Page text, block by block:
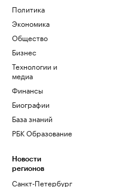
Политика
Экономика
Общество
Бизнес
Технологии и
медиа
Финансы
Биографии
База знаний
РБК Образование
Новости
регионов
Санкт-Петербург